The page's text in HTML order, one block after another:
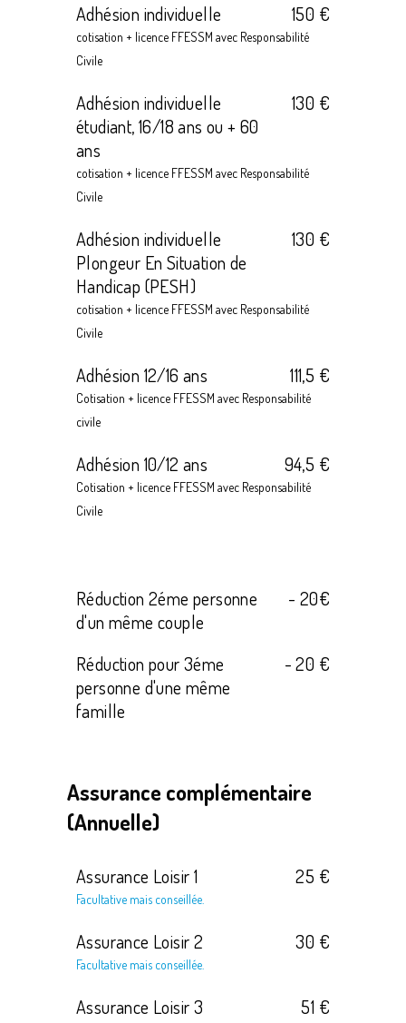
Adhésion individuelle 150 €
cotisation + licence FFESSM avec Responsabilité
Civile
Adhésion individuelle
étudiant, 16/18 ans ou + 60
ans
130 €
cotisation + licence FFESSM avec Responsabilité
Civile
Adhésion individuelle
Plongeur En Situation de
Handicap (PESH)
130 €
cotisation + licence FFESSM avec Responsabilité
Civile
Adhésion 12/16 ans 111,5 €
Cotisation + licence FFESSM avec Responsabilité
civile
Adhésion 10/12 ans 94,5 €
Cotisation + licence FFESSM avec Responsabilité
Civile
Réduction 2éme personne
d'un même couple
- 20€
Réduction pour 3éme
personne d'une même
famille
- 20 €
Assurance complémentaire
(Annuelle)
Assurance Loisir 1 25 €
Facultative mais conseillée.
Assurance Loisir 2 30 €
Facultative mais conseillée.
Assurance Loisir 3 51 €